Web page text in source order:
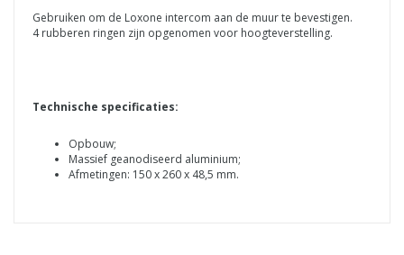
Gebruiken om de Loxone intercom aan de muur te bevestigen.
4 rubberen ringen zijn opgenomen voor hoogteverstelling.
Technische specificaties:
Opbouw;
Massief geanodiseerd aluminium;
Afmetingen: 150 x 260 x 48,5 mm.